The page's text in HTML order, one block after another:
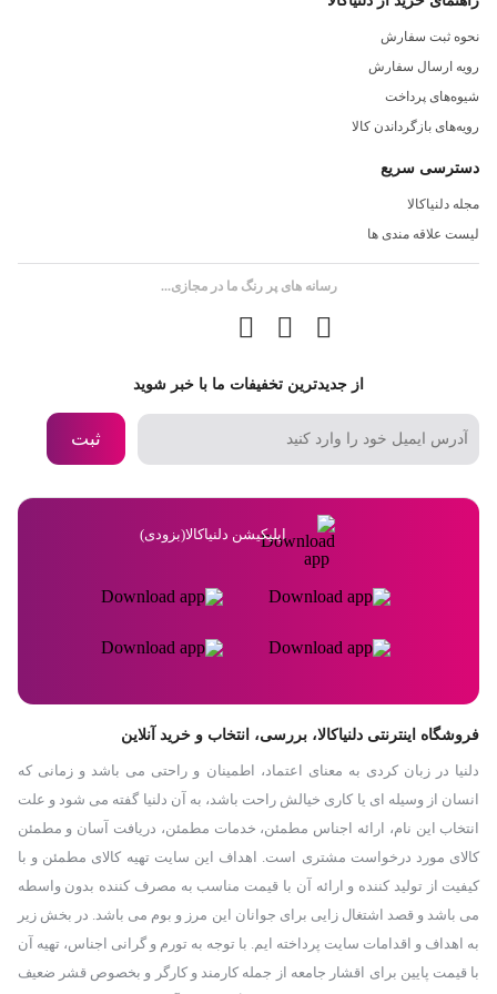
نحوه ثبت سفارش
رویه ارسال سفارش
شیوه‌های پرداخت
رویه‌های بازگرداندن کالا
دسترسی سریع
مجله دلنیاکالا
لیست علاقه مندی ها
رسانه های پر رنگ ما در مجازی...
از جدیدترین تخفیفات ما با خبر شوید
ثبت
اپلیکیشن دلنیاکالا(بزودی)
فروشگاه اینترنتی دلنیاکالا، بررسی، انتخاب و خرید آنلاین
دلنیا در زبان کردی به معنای اعتماد، اطمینان و راحتی می باشد و زمانی که
انسان از وسیله ای یا کاری خیالش راحت باشد، به آن دلنیا گفته می شود و علت
انتخاب این نام، ارائه اجناس مطمئن، خدمات مطمئن، دریافت آسان و مطمئن
کالای مورد درخواست مشتری است. اهداف این سایت تهیه کالای مطمئن و با
کیفیت از تولید کننده و ارائه آن با قیمت مناسب به مصرف کننده بدون واسطه
می باشد و قصد اشتغال زایی برای جوانان این مرز و بوم می باشد. در بخش زیر
به اهداف و اقدامات سایت پرداخته ایم. با توجه به تورم و گرانی اجناس، تهیه آن
با قیمت پایین برای اقشار جامعه از جمله کارمند و کارگر و بخصوص قشر ضعیف